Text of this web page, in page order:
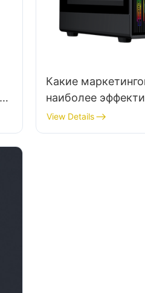
Какие
наиболее
производителей
игровых ПК?
View Details